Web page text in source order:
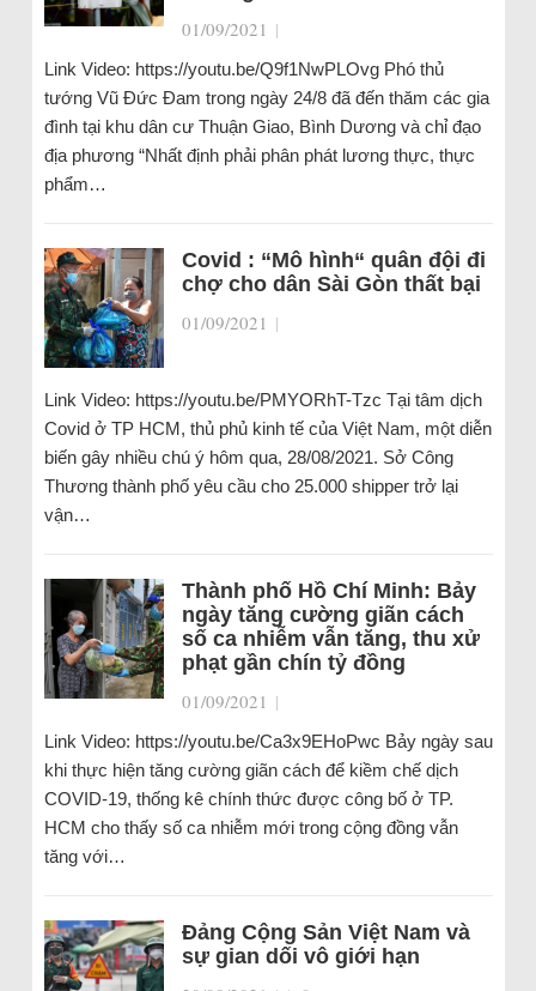
01/09/2021 |
Link Video: https://youtu.be/Q9f1NwPLOvg Phó thủ
tướng Vũ Đức Đam trong ngày 24/8 đã đến thăm các gia
đình tại khu dân cư Thuận Giao, Bình Dương và chỉ đạo
địa phương “Nhất định phải phân phát lương thực, thực
phẩm…
Covid : “Mô hình“ quân đội đi
chợ cho dân Sài Gòn thất bại
01/09/2021 |
Link Video: https://youtu.be/PMYORhT-Tzc Tại tâm dịch
Covid ở TP HCM, thủ phủ kinh tế của Việt Nam, một diễn
biến gây nhiều chú ý hôm qua, 28/08/2021. Sở Công
Thương thành phố yêu cầu cho 25.000 shipper trở lại
vận…
Thành phố Hồ Chí Minh: Bảy
ngày tăng cường giãn cách
số ca nhiễm vẫn tăng, thu xử
phạt gần chín tỷ đồng
01/09/2021 |
Link Video: https://youtu.be/Ca3x9EHoPwc Bảy ngày sau
khi thực hiện tăng cường giãn cách để kiềm chế dịch
COVID-19, thống kê chính thức được công bố ở TP.
HCM cho thấy số ca nhiễm mới trong cộng đồng vẫn
tăng với…
Đảng Cộng Sản Việt Nam và
sự gian dối vô giới hạn